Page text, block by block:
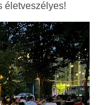
életveszélyes!